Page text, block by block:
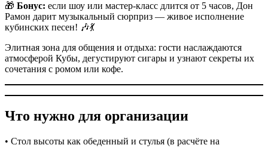
🎁 Бонус: если шоу или мастер-класс длится от 5 часов, Дон
Рамон дарит музыкальный сюрприз — живое исполнение
кубинских песен! 🎶💃
Элитная зона для общения и отдыха: гости наслаждаются
атмосферой Кубы, дегустируют сигары и узнают секреты их
сочетания с ромом или кофе.
Что нужно для организации
• Стол высоты как обеденный и стулья (в расчёте на